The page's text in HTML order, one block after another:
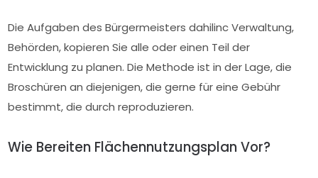
Die Aufgaben des Bürgermeisters dahilinc Verwaltung,
Behörden, kopieren Sie alle oder einen Teil der
Entwicklung zu planen. Die Methode ist in der Lage, die
Broschüren an diejenigen, die gerne für eine Gebühr
bestimmt, die durch reproduzieren.
Wie Bereiten Flächennutzungsplan Vor?